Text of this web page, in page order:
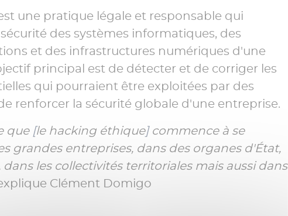
une pratique légale et responsable qui
des systèmes informatiques, des
et des infrastructures numériques d'une
principal est de détecter et de corriger les
qui pourraient être exploitées par des
renforcer la sécurité globale d'une entreprise.
que [le hacking éthique]commence à se
grandes entreprises, dans des organes d'État,
les collectivités territoriales mais aussi dans
Clément Domigo